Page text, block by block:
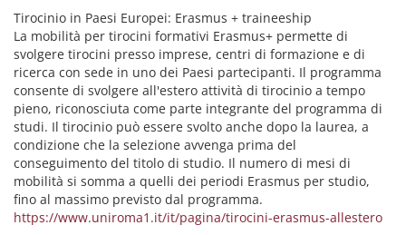
Tirocinio in Paesi Europei: Erasmus + traineeship
La mobilità per tirocini formativi Erasmus+ permette di
svolgere tirocini presso imprese, centri di formazione e di
ricerca con sede in uno dei Paesi partecipanti. Il programma
consente di svolgere all'estero attività di tirocinio a tempo
pieno, riconosciuta come parte integrante del programma di
studi. Il tirocinio può essere svolto anche dopo la laurea, a
condizione che la selezione avvenga prima del
conseguimento del titolo di studio. Il numero di mesi di
mobilità si somma a quelli dei periodi Erasmus per studio,
fino al massimo previsto dal programma.
https://www.uniroma1.it/it/pagina/tirocini-erasmus-allestero